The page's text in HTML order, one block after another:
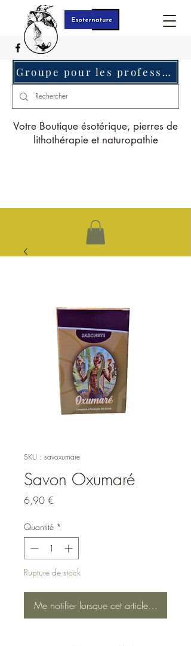
Votre Boutique ésotérique, pierres de
lithothérapie et naturopathie
Groupe pour les professionnels c'est ici
SKU : savoxumare
Savon Oxumaré
6,90 €
Quantité *
Rupture de stock
Me notifier lorsque cet article est